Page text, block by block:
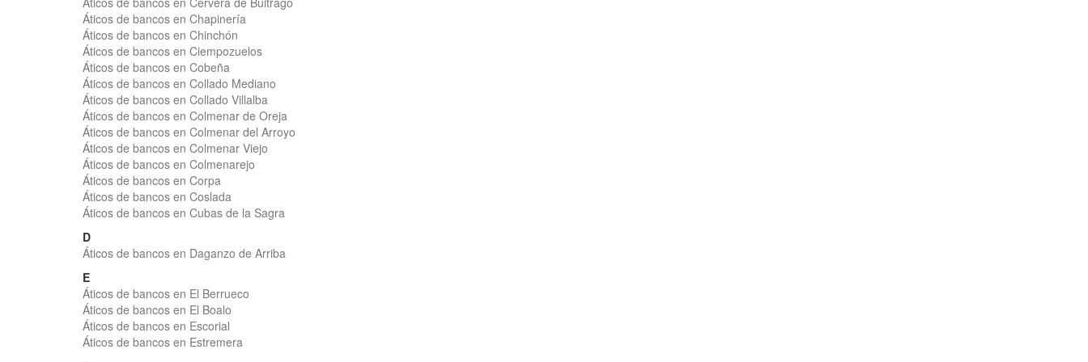
Áticos de bancos en Chapinería
Áticos de bancos en Chinchón
Áticos de bancos en Ciempozuelos
Áticos de bancos en Cobeña
Áticos de bancos en Collado Mediano
Áticos de bancos en Collado Villalba
Áticos de bancos en Colmenar de Oreja
Áticos de bancos en Colmenar del Arroyo
Áticos de bancos en Colmenar Viejo
Áticos de bancos en Colmenarejo
Áticos de bancos en Corpa
Áticos de bancos en Coslada
Áticos de bancos en Cubas de la Sagra
D
Áticos de bancos en Daganzo de Arriba
E
Áticos de bancos en El Berrueco
Áticos de bancos en El Boalo
Áticos de bancos en Escorial
Áticos de bancos en Estremera